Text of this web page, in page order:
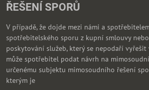
ŘEŠENÍ SPORŮ
V případě, že dojde mezi námi a
spotřebitelského sporu z kupní smlouvy
poskytování služeb, který se nepodaří
může spotřebitel podat návrh na
určenému subjektu mimosoudního řešení
kterým je